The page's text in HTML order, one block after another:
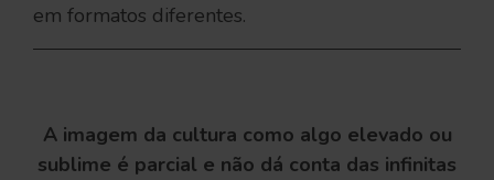
em formatos diferentes.
A imagem da cultura como algo elevado ou
sublime é parcial e não dá conta das infinitas